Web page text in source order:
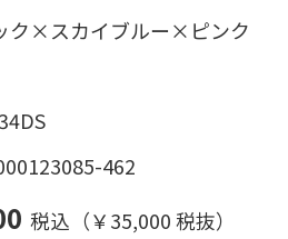
カイブルー×ピンク
462
税込（￥35,000 税抜）